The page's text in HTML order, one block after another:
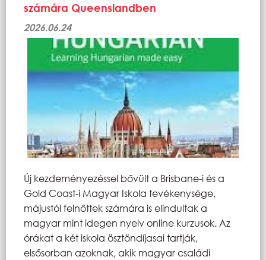
számára Queenslandben
2026.06.24
Új kezdeményezéssel bővült a Brisbane-i és a
Gold Coast-i Magyar Iskola tevékenysége,
májustól felnőttek számára is elindultak a
magyar mint idegen nyelv online kurzusok. Az
órákat a két iskola ösztöndíjasai tartják,
elsősorban azoknak, akik magyar családi